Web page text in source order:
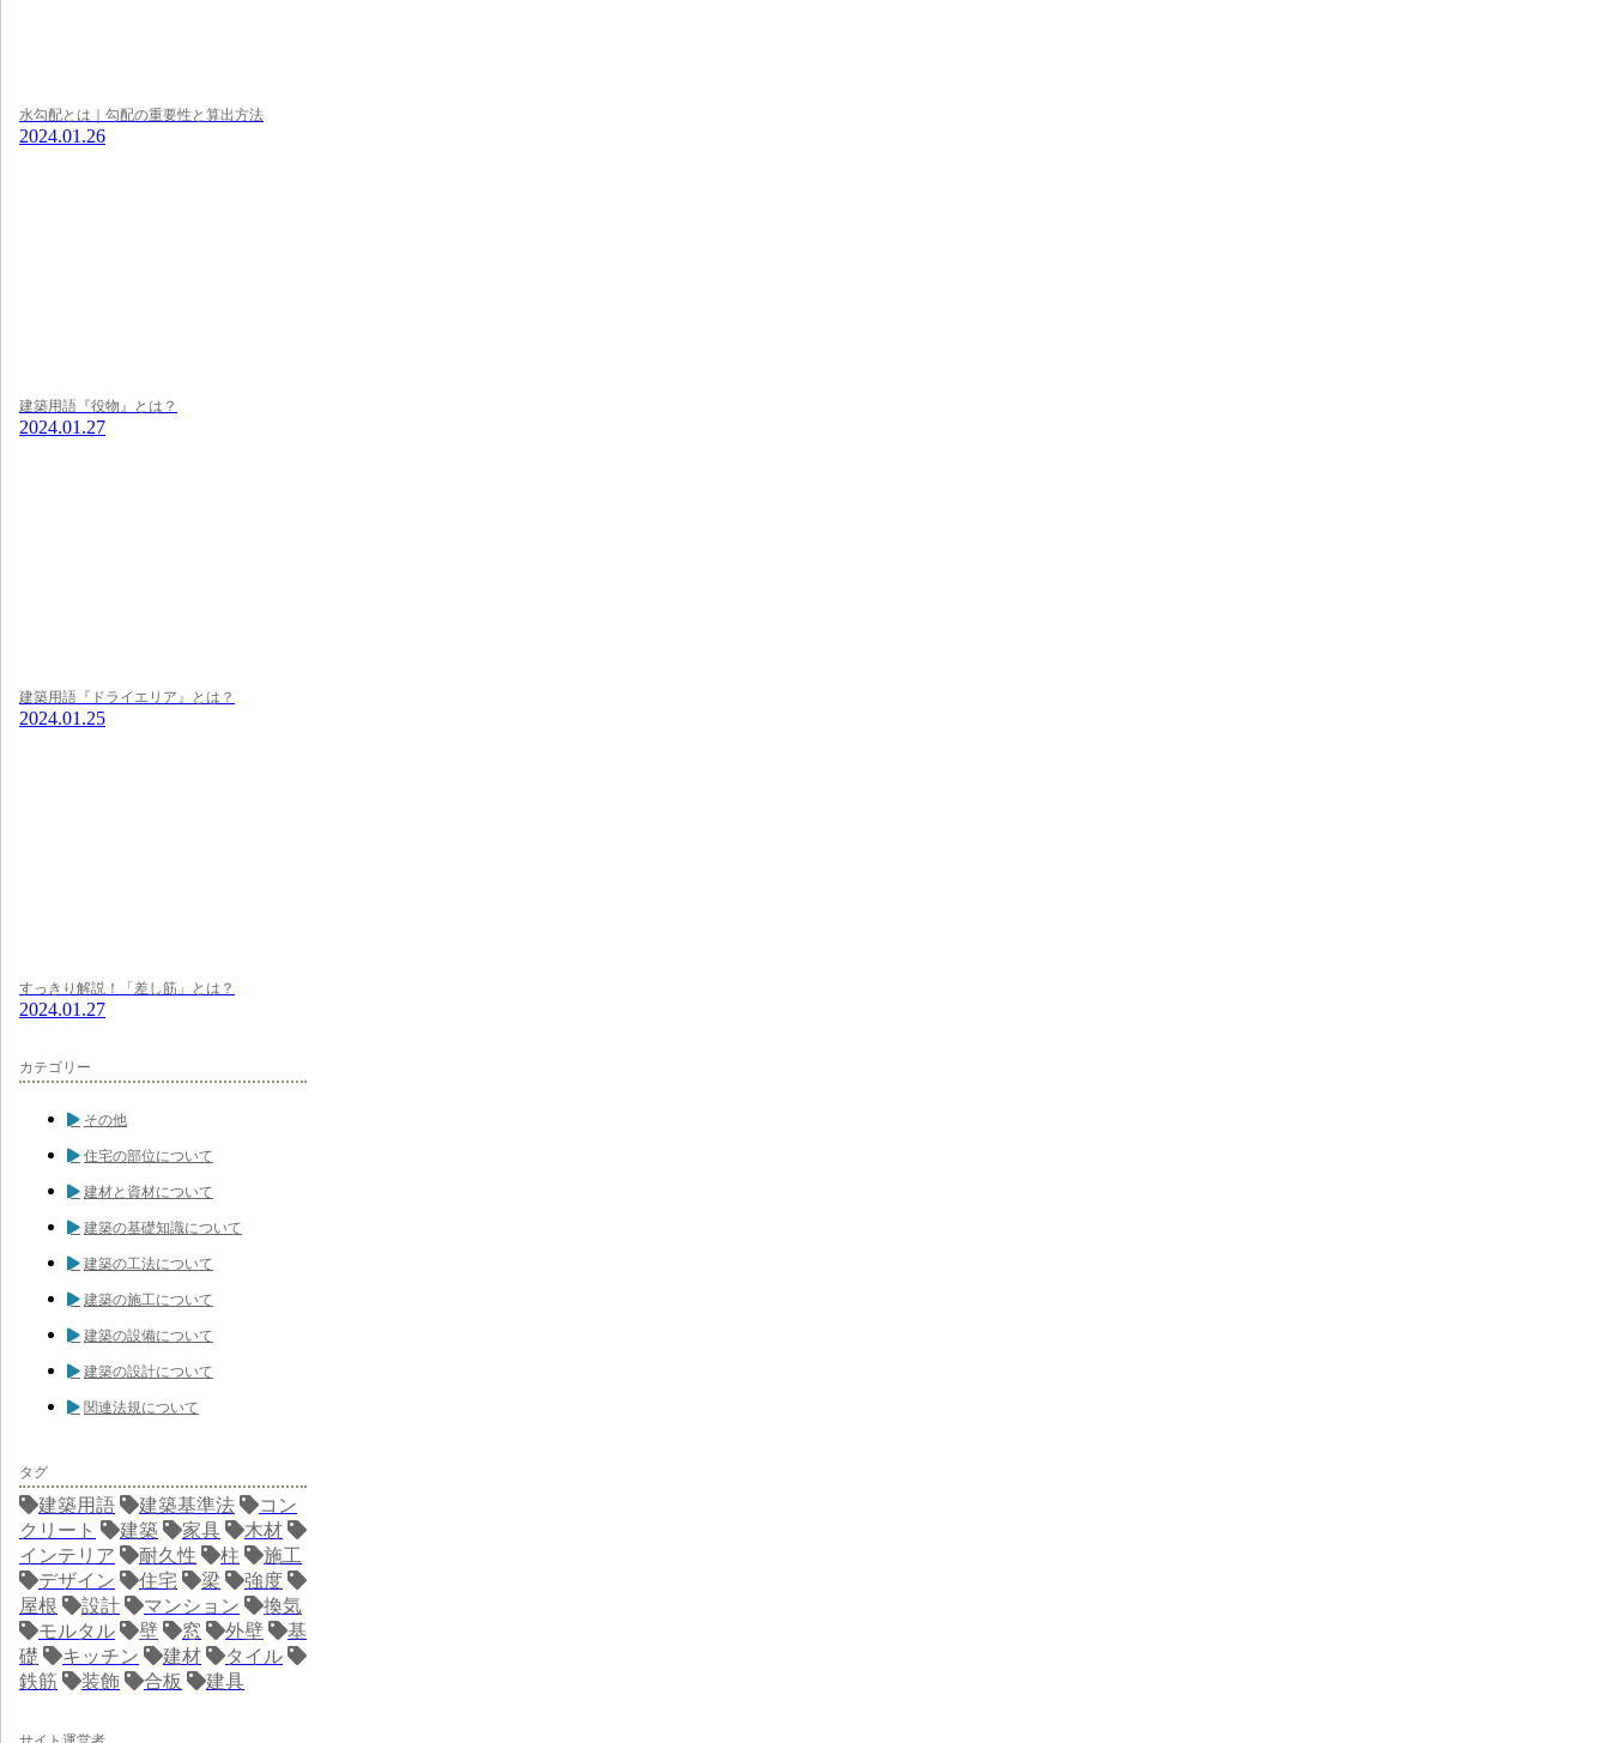
水勾配とは｜勾配の重要性と算出方法
2024.01.26
建築用語『役物』とは？
2024.01.27
建築用語『ドライエリア』とは？
2024.01.25
すっきり解説！「差し筋」とは？
2024.01.27
カテゴリー
その他
住宅の部位について
建材と資材について
建築の基礎知識について
建築の工法について
建築の施工について
建築の設備について
建築の設計について
関連法規について
タグ
建築用語 建築基準法
コン
クリート
建築 家具
木材
インテリア
耐久性 柱
施工
デザイン
住宅 梁
強度
屋根
設計 マンション
換気
モルタル
壁 窓 外壁
基
礎
キッチン 建材
タイル
鉄筋
装飾 合板 建具